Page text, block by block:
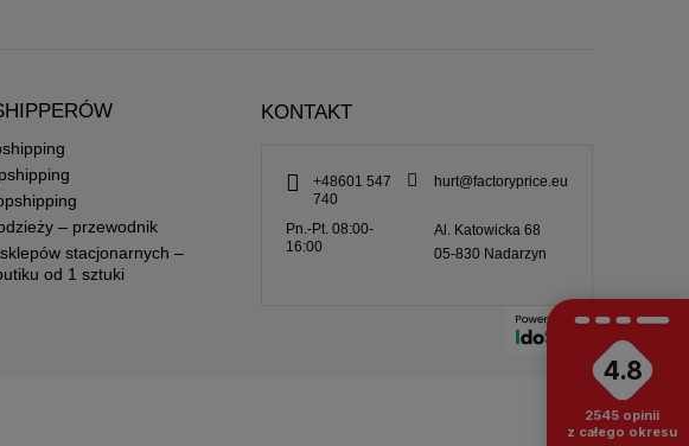
– przewodnik
stacjonarnych –
od 1 sztuki
KONTAKT
+48601 547
740
hurt@factoryprice.eu
Pn.-Pt. 08:00-
16:00
Al. Katowicka 68
05-830 Nadarzyn
4.8
2545 opinii
z całego okresu